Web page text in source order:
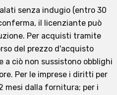
senza indugio (entro 30
il licenziante può
Per acquisti tramite
del prezzo d'acquisto
a ciò non sussistono obblighi
Per le imprese i diritti per
mesi dalla fornitura; per i